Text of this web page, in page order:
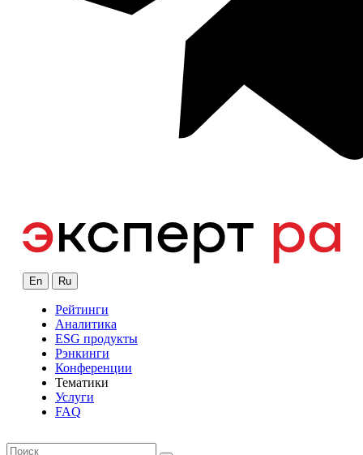
En Ru
Рейтинги
Аналитика
ESG продукты
Рэнкинги
Конференции
Тематики
Услуги
FAQ